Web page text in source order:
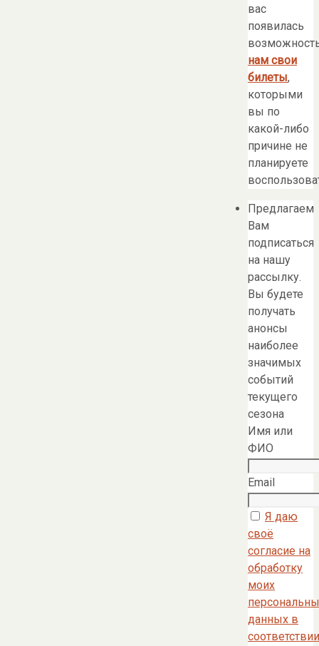
вас
появилась
нам свои
билеты,
которыми
вы по
какой-либо
причине не
планируете
Предлагаем
Вам
подписаться
на нашу
рассылку.
Вы будете
получать
анонсы
наиболее
значимых
событий
текущего
сезона
Имя или
ФИО
Email
Я даю
своё
согласие на
обработку
моих
данных в
соответствии